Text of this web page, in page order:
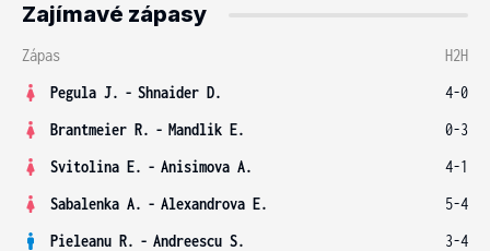
Zajímavé zápasy
Zápas
H2H
Pegula J. - Shnaider D.
4-0
Brantmeier R. - Mandlik E.
0-3
Svitolina E. - Anisimova A.
4-1
Sabalenka A. - Alexandrova E.
5-4
Pieleanu R. - Andreescu S.
3-4